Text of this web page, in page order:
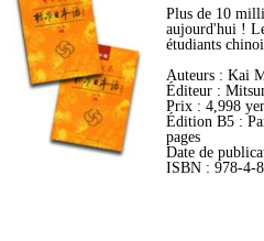
Plus de 10
aujourd'hui !
étudiants
Auteurs : Kai
Éditeur :
Prix : 4,998
Édition B5 :
pages
Date de
ISBN : 978-4-